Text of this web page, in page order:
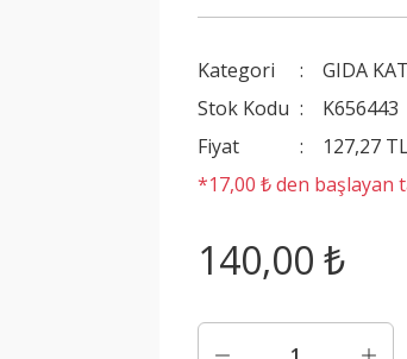
Kategori
GIDA
Stok Kodu
K656443
Fiyat
127,27
*17,00 ₺ den başlayan
140,00 ₺